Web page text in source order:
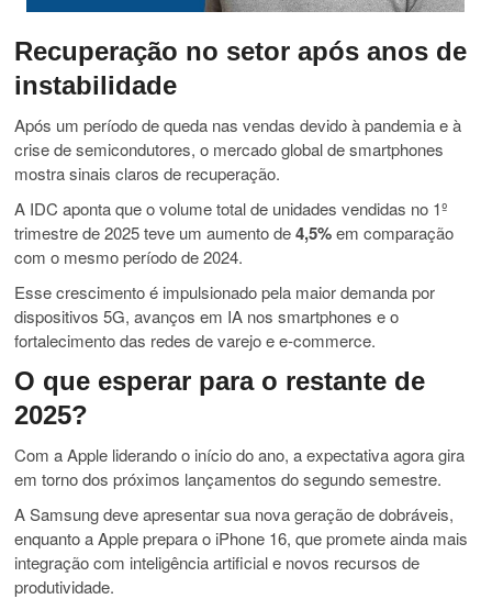
Recuperação no setor após anos de
instabilidade
Após um período de queda nas vendas devido à pandemia e à
crise de semicondutores, o mercado global de smartphones
mostra sinais claros de recuperação.
A IDC aponta que o volume total de unidades vendidas no 1º
trimestre de 2025 teve um aumento de4,5%em comparação
com o mesmo período de 2024.
Esse crescimento é impulsionado pela maior demanda por
dispositivos 5G, avanços em IA nos smartphones e o
fortalecimento das redes de varejo e e-commerce.
O que esperar para o restante de
2025?
Com a Apple liderando o início do ano, a expectativa agora gira
em torno dos próximos lançamentos do segundo semestre.
A Samsung deve apresentar sua nova geração de dobráveis,
enquanto a Apple prepara o iPhone 16, que promete ainda mais
integração com inteligência artificial e novos recursos de
produtividade.